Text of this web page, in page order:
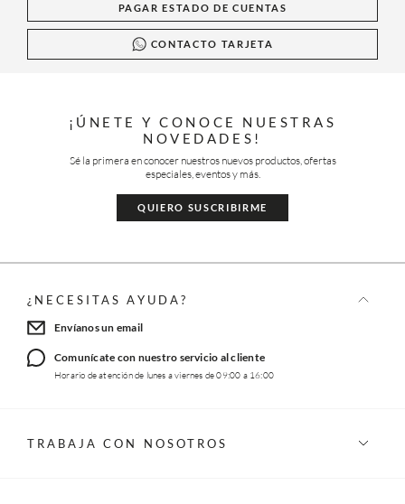
PAGAR ESTADO DE CUENTAS
CONTACTO TARJETA
¡ÚNETE Y CONOCE NUESTRAS
NOVEDADES!
Sé la primera en conocer nuestros nuevos productos, ofertas
especiales, eventos y más.
QUIERO SUSCRIBIRME
¿NECESITAS AYUDA?
Envíanos un email
Comunícate con nuestro servicio al cliente
Horario de atención de lunes a viernes de 09:00 a 16:00
TRABAJA CON NOSOTROS